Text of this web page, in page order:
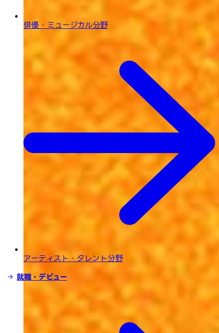
俳優・ミュージカル分野
アーティスト・タレント分野
就職・デビュー